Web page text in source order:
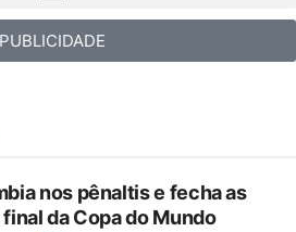
PUBLICIDADE
nos pênaltis e fecha as
da Copa do Mundo